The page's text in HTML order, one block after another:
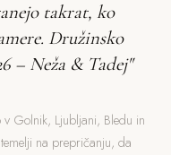
takrat, ko
Družinsko
– Neža & Tadej"
Golnik, Ljubljani, Bledu in
na prepričanju, da